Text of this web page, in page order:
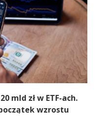
mld zł w ETF-ach.
wzrostu